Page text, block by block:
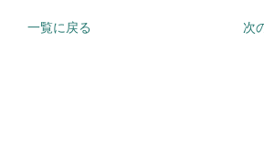
次
一覧に戻る